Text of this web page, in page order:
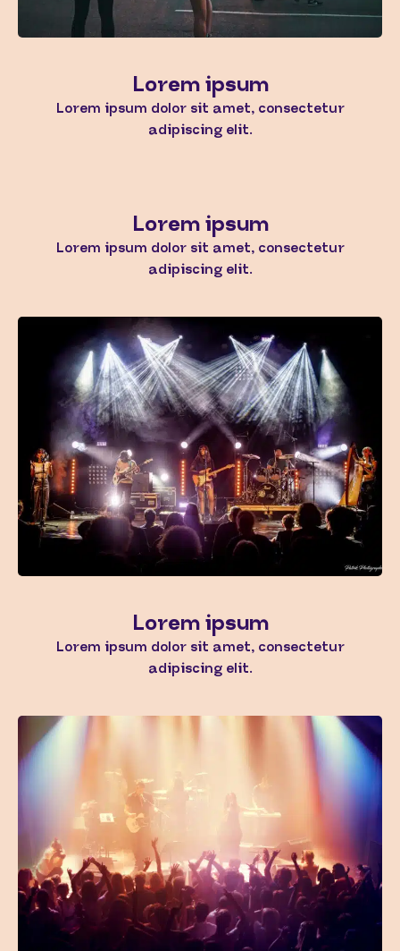
Lorem ipsum
Lorem ipsum dolor sit amet, consectetur
adipiscing elit.
Lorem ipsum
Lorem ipsum dolor sit amet, consectetur
adipiscing elit.
Lorem ipsum
Lorem ipsum dolor sit amet, consectetur
adipiscing elit.